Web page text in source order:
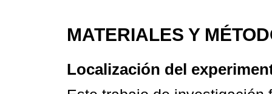
MATERIALES Y
Localización del